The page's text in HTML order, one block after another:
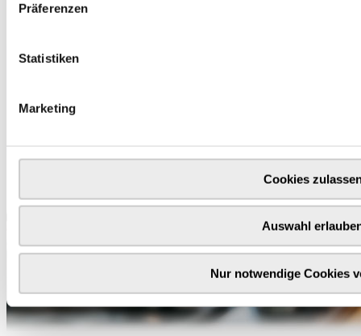
Präferenzen
Statistiken
Marketing
Cookies
Auswahl
Nur notwendige Cookies